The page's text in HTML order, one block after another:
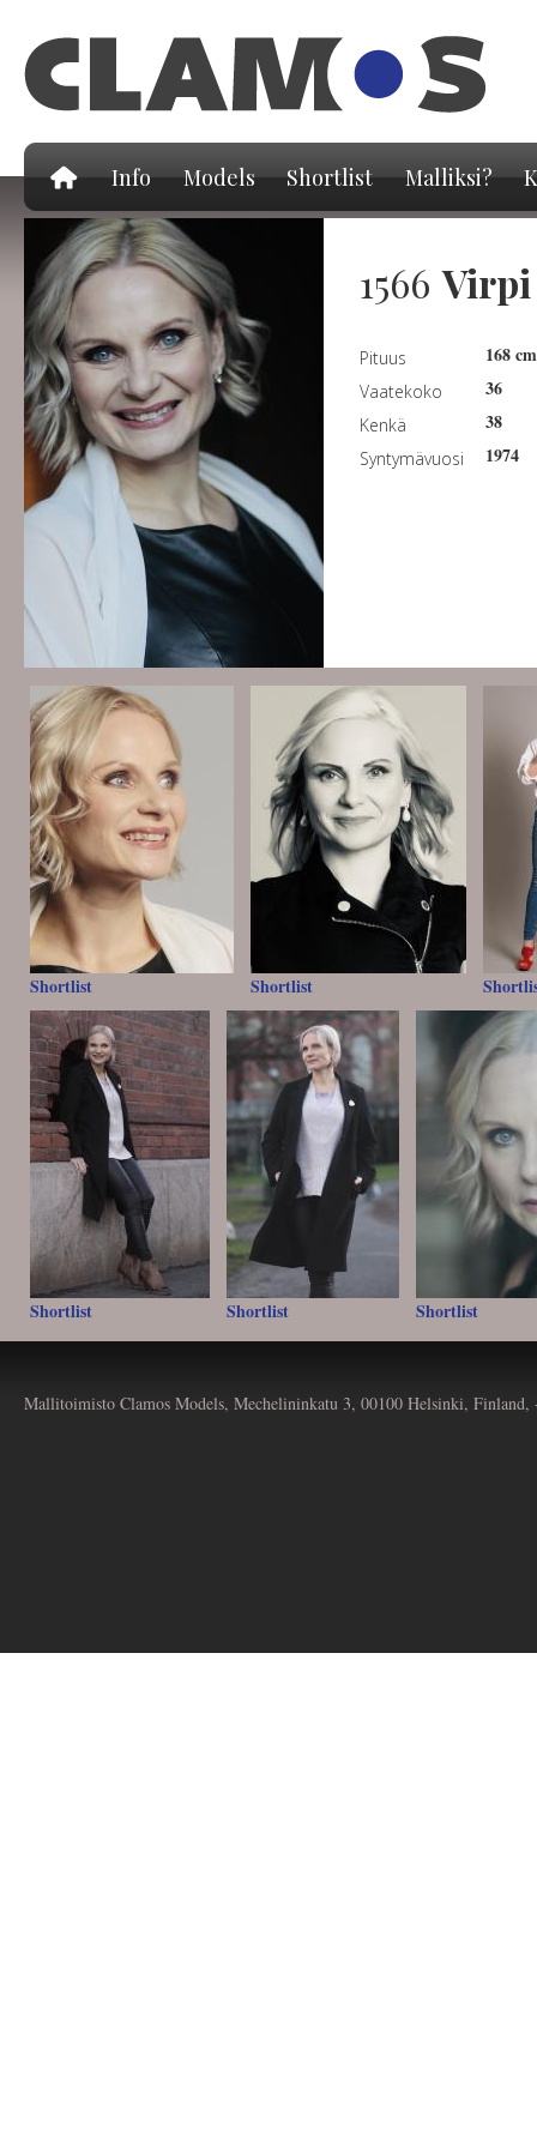
Info Models Shortlist Malliksi?
1566 Virpi
Pituus 168 cm
Vaatekoko 36
Kenkä 38
Syntymävuosi 1974
Shortlist Shortlist
Shortlist Shortlist Shortlist
Mallitoimisto Clamos Models, Mechelininkatu 3, 00100 Helsinki,